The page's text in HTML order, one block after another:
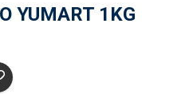
YUMART 1KG